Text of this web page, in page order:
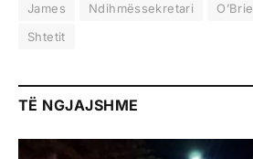
James
Ndihmëssekretari
Shtetit
TË NGJAJSHME